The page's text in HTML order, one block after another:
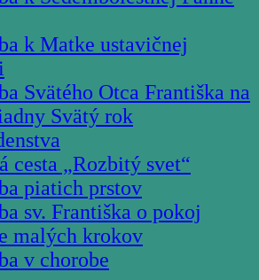
k Matke ustavičnej
Svätého Otca Františka na
Svätý rok
cesta „Rozbitý svet“
piatich prstov
sv. Františka o pokoj
malých krokov
v chorobe